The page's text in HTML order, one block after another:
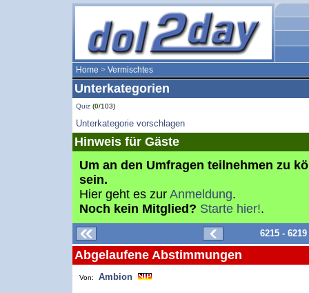
Home > Vermischtes
Unterkategorien
Quiz (0/103)
Unterkategorie vorschlagen
Hinweis für Gäste
Um an den Umfragen teilnehmen zu
sein.
Hier geht es zur Anmeldung.
Noch kein Mitglied? Starte hier!.
6215 -
Abgelaufene Abstimmungen
Von: Ambion